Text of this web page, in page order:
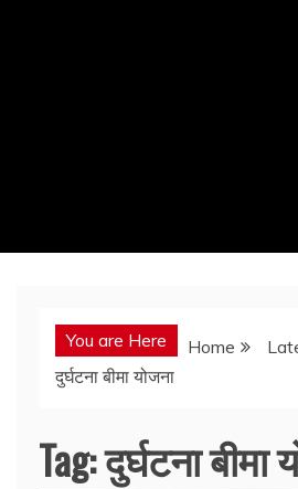
You are Here Home
दुर्घटना बीमा योजना
Tag:दुर्घटना बीमा